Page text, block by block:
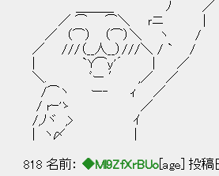
＿＿＿ ﾉ ／
／ ⌒ ⌒＼ ｒニ |
／ （⌒） （⌒）＼ ヽ /
／ ///（__人__）///＼ / ` /
| `Y⌒y'´ | ／ 恭介頑
＼. ﾞー ′ ,／ ／
/⌒ヽ ー‐ ｨ ／
/ rｰ'ゝ ／
/,ﾉヾ ,> ｲ
| ヽ〆 |
818 名前： ◆Ml9ZfXrBUo [age] 投